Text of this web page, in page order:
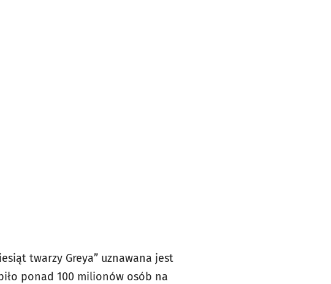
twarzy Greya” uznawana jest
ponad 100 milionów osób na